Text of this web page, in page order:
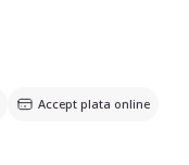
Accept plata online